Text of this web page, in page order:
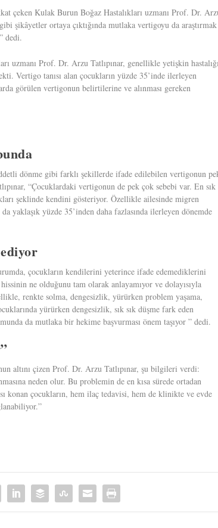
çeken Kulak Burun Boğaz Hastalıkları uzmanı Prof. Dr.
şikâyetler ortaya çıktığında mutlaka vertigoyu da araştırmak
dedi.
uzmanı Prof. Dr. Arzu Tatlıpınar, genellikle yetişkin
Vertigo tanısı alan çocukların yüzde 35’inde ilerleyen
görülen vertigonun belirtilerine ve alınması gereken
dönme gibi farklı şekillerde ifade edilebilen vertigonun
“Çocuklardaki vertigonun de pek çok sebebi var. En sık
şeklinde kendini gösteriyor. Özellikle ailesinde migren
yaklaşık yüzde 35’inden daha fazlasında ilerleyen dönemde
çocukların kendilerini yeterince ifade edemediklerini
ne olduğunu tam olarak anlayamıyor ve dolayısıyla
renkte solma, dengesizlik, yürürken problem yaşama,
yürürken dengesizlik, sık sık düşme fark eden
da mutlaka bir hekime başvurması önem taşıyor ” dedi.
altını çizen Prof. Dr. Arzu Tatlıpınar, şu bilgileri verdi:
neden olur. Bu problemin de en kısa sürede ortadan
konan çocukların, hem ilaç tedavisi, hem de klinikte ve evde